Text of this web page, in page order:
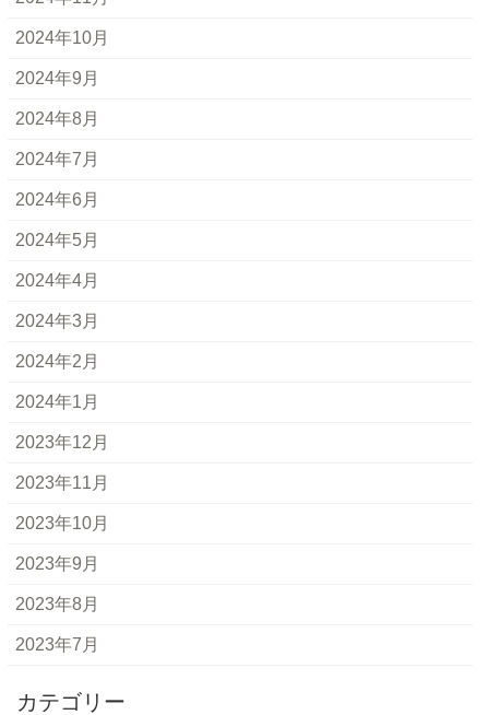
2024年10月
2024年9月
2024年8月
2024年7月
2024年6月
2024年5月
2024年4月
2024年3月
2024年2月
2024年1月
2023年12月
2023年11月
2023年10月
2023年9月
2023年8月
2023年7月
カテゴリー